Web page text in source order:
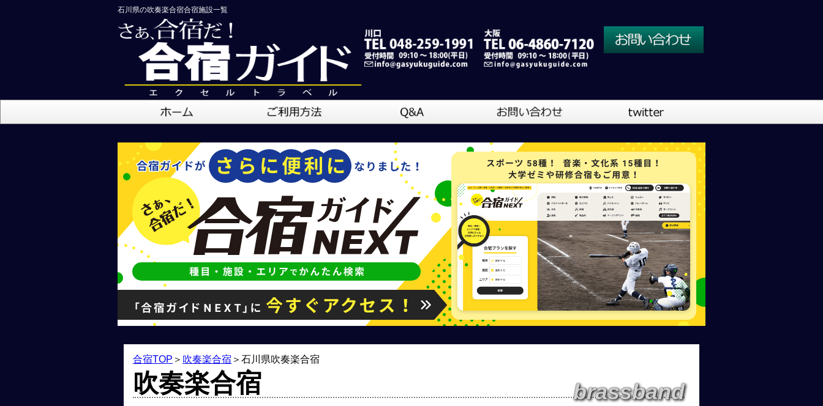
石川県の吹奏楽合宿合宿施設一覧
大阪営業所
吹奏楽
合宿TOP ＞ 吹奏楽合宿 ＞ 石川県吹奏楽合宿
吹奏楽合宿 brassband